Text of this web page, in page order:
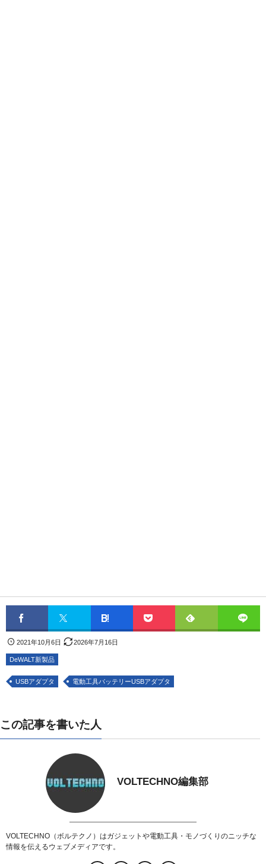
2021年10月6日 2026年7月16日
DeWALT新製品
USBアダプタ 電動工具バッテリーUSBアダプタ
この記事を書いた人
VOLTECHNO編集部
VOLTECHNO（ボルテクノ）はガジェットや電動工具・モノづくりのニッチな
情報を伝えるウェブメディアです。